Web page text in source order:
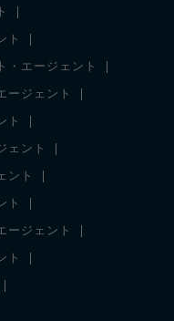
ト
・エージェント
ージェント
ト
ェント
ント
ト
ージェント
ト